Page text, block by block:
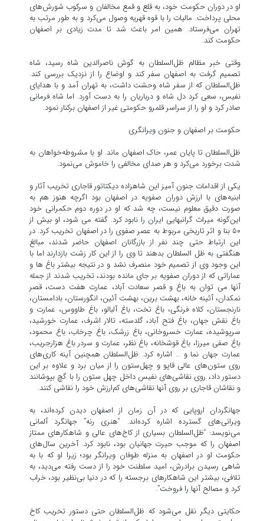
او در دوران حکومت خود، به قلع و قمع مخالفان و سرکوب شورش‌های
محلی پرداخت. مالیات را با قوه قهریه وصول می‌کرد و به طور مرتب به
تهران می‌فرستاد. همین امر باعث شد تا مدت زیادی بر اصفهان
حکومت کند.
وقتی خبر مظالم ظل‌السلطان به گوش ناصرالدین شاه رسید، شاه
تصمیم گرفت به اصفهان سفر کند و اوضاع را از نزدیک بررسی کند.
ظل‌السلطان که از سفر شاه وحشت داشت، به تهران آمد و با هدایای
نفیس، سعی کرد دل شاه و درباریان را به دست آورد. اما شاه فرمانی
صادر کرد و او را از سراسر قلمرو حکومتی غیر از اصفهان برکنار نمود.
حکومت بر اصفهان و جنون ویرانگری
ظل‌السلطان تا پایان عمر، حاک اصفهان ماند. او با مشروطه‌خواهان به
شدت برخورد می‌کرد و هر صدای مخالفی را خاموش می‌نمود.
یکی از اقدامات جنون آمیز این شاهزاده دیکتاتور قاجاری تخریب آثار و
ابنیه‌های با ارزش دوران صفویه در اصفهان بود اگرچه هنوز هم به
صورت دقیق معلوم نیست، چه شد که او در دوره دوم حکمرانی خود
این‌گونه میراث گرانبهایی ایران را نابود کرد. گفته می شود، او بیش از
۵۰ بنا و اثر تاریخی مربوط به عصر صفوی را در اصفهان تخریب کرد. در
این ارتباط حتی چند نفر از بازرگانان اصفهان حاضر شدند، مبالغ
هنگفتی به ظل السلطان بدهند تا وی را از این کار زشت بازدارند اما با
این وجود وی از تصمیم خود منصرف نشد و در نتیجه بیشتر باغ ها و
عماراتی که از دوران صفویه بر جای مانده بودند، تخریب شدند از جمله
آنها می توان به باغ و قصر سعادت آباد، عمارت هفت دست، قصر
نمکدان، آئینه خانه، بهشت برین، بهشت آئین، انگورستان، بادامستان،
نارنجستان، کلاه فرنگی، باغ تخت، باغ آلبالو، باغ طاووس، عمارت و
باغ نقش جهان، باغ فتح آباد، گلدسته، تالار اشرف، عمارت خورشید،
سرپوشیده، عمارت خسروخانی، باغ زرشک، باغ چرخاب، باغ محمود،
باغ صفی میرزا، باغ قوشخانه، باغ نظر، عمارت و سردر باغ هزارجریب،
عمارت جهان نما و … اشاره کرد. ظل‌السلطان همچنین آینه کاری‌های
روی ستون‌های عالی قاپو و چهل‌ستون را از میان برد و علاوه بر این
دستور داد، روی نقاشی‌های نفیس داخل چهل ستون را با گچ بپوشانند
و نقاشان قاجاری بر روی آنها نقاشی‌های کم‌ارزش خود را نقاشی کنند.
جهانگردان اروپایی که در آن زمان از اصفهان دیدن کرده‌اند، به
ویرانی‌های گسترده اشاره کرده‌اند. “هنری رنه” جهانگرد آلمانی
می‌نویسد: “ظل‌السلطان بسیاری از کاخ‌های عالی و شاهکارهای ممتاز
اصفهان را که موجب حیرت جهانیان بود، نابود کرد. آخرین سال‌های
حکومت او در اصفهان به منزله طوفان ویرانگر بود؛ زیرا او که با به
شاهی رسیدن برادرش، امید سلطنت خود را از دست رفته می‌دید، به
تلافی، بیشتر این شاهکارهای برجسته را که در دنیا بی‌نظیر بود، خراب
کرد و مصالح آنها را فروخت”.
حکایتی دیگر نقل می‌شود که ظل‌السلطان حتی دستور تخریب کاخ